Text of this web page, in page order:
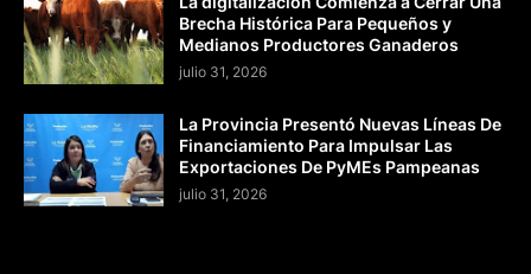
Brecha Histórica Para Pequeños y
Medianos Productores Ganaderos
julio 31, 2026
La Provincia Presentó Nuevas Líneas De
Financiamiento Para Impulsar Las
Exportaciones De PyMEs Pampeanas
julio 31, 2026